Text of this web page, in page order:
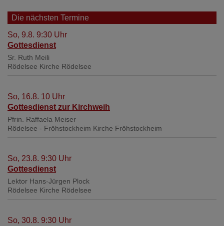
Die nächsten Termine
So, 9.8. 9:30 Uhr
Gottesdienst
Sr. Ruth Meili
Rödelsee Kirche Rödelsee
So, 16.8. 10 Uhr
Gottesdienst zur Kirchweih
Pfrin. Raffaela Meiser
Rödelsee - Fröhstockheim Kirche Fröhstockheim
So, 23.8. 9:30 Uhr
Gottesdienst
Lektor Hans-Jürgen Plock
Rödelsee Kirche Rödelsee
So, 30.8. 9:30 Uhr